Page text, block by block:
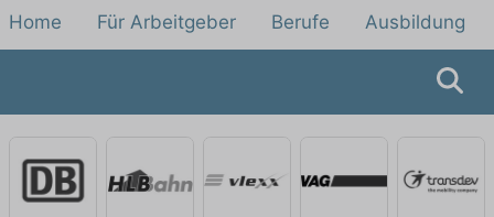
Home Für Arbeitgeber Berufe Ausbildung